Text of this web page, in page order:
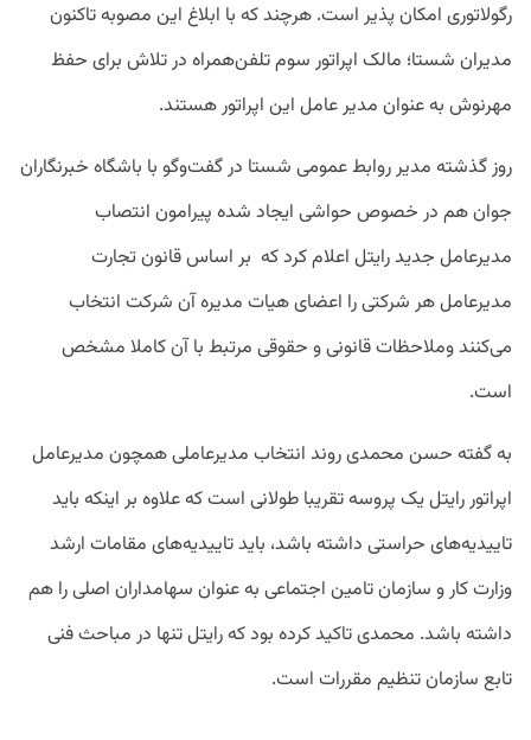
رگولاتوری امکان پذیر است. هرچند که با ابلاغ این مصوبه تاکنون
مدیران شستا؛ مالک اپراتور سوم تلفن‌همراه در تلاش برای حفظ
مهرنوش به عنوان مدیر عامل این اپراتور هستند.
روز گذشته مدیر روابط‌ عمومی شستا در گفت‌وگو با باشگاه خبرنگاران
جوان هم در خصوص حواشی ایجاد شده پیرامون انتصاب
مدیرعامل جدید رایتل اعلام کرد که بر اساس قانون تجارت
مدیرعامل هر شرکتی را اعضای هیات مدیره آن شرکت انتخاب
می‌کنند وملاحظات قانونی و حقوقی مرتبط با آن کاملا مشخص
است.
به گفته حسن محمدی روند انتخاب مدیرعاملی همچون مدیرعامل
اپراتور رایتل یک پروسه تقریبا طولانی است که علاوه بر اینکه باید
تاییدیه‌های حراستی داشته باشد، باید تاییدیه‌های مقامات ارشد
وزارت کار و سازمان تامین اجتماعی به عنوان سهامداران اصلی را هم
داشته باشد. محمدی تاکید کرده بود که رایتل تنها در مباحث فنی
تابع سازمان تنظیم مقررات است.